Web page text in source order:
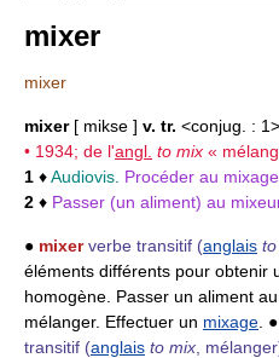
mixer
mixer
mixer[ mikse ] v. tr. <conjug. : 1>
• 1934; de l'angl. to mix «
1 ♦Audiovis. Procéder au mixage
2 ♦ Passer (un aliment) au
● mixer verbe transitif (anglais
éléments différents pour obtenir
homogène. Passer un aliment
mélanger. Effectuer un mixage . ●
transitif (anglais to mix ,